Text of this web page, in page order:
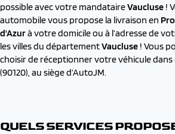
possible avec votre mandataireVaucluse !
automobile vous propose la livraison en
d'Azurà votre domicile ou à l’adresse de
les villes du départementVaucluse ! Vous
choisir de réceptionner votre véhicule dans
(90120), au siège d’AutoJM.
QUELS SERVICES